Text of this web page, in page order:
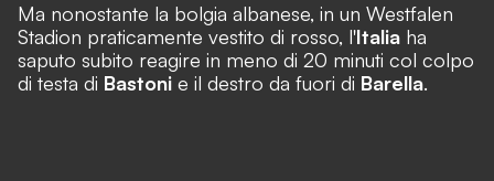
Ma nonostante la bolgia albanese, in un Westfalen
Stadion praticamente vestito di rosso, l'Italia ha
saputo subito reagire in meno di 20 minuti col colpo
di testa di Bastoni e il destro da fuori di Barella.